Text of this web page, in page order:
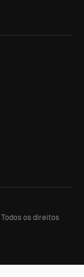
Todos os direitos